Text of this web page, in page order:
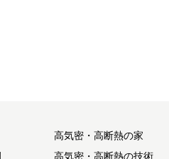
高気密・高断熱の家
高気密・高断熱の技術